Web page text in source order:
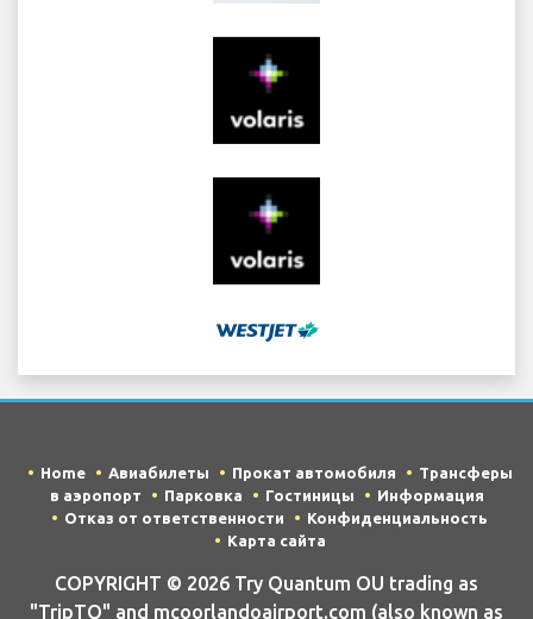
Home Авиабилеты Прокат автомобиля
Трансферы
в аэропорт
Парковка Гостиницы
Информация
Отказ от ответственности
Конфиденциальность
Карта сайта
COPYRIGHT © 2026 Try Quantum OU trading as
"TripTQ" and mcoorlandoairport.com (also known as